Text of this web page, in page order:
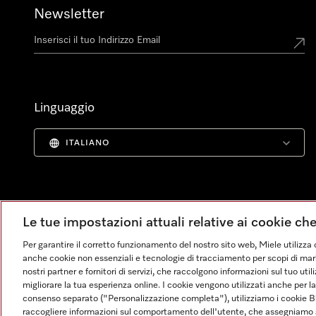
Newsletter
Linguaggio
ITALIANO
Le tue impostazioni attuali relative ai cookie
Per garantire il corretto funzionamento del nostro sito web, Miele
anche cookie non essenziali e tecnologie di tracciamento per scopi di
nostri partner e fornitori di servizi, che raccolgono informazioni sul tuo
migliorare la tua esperienza online. I cookie vengono utilizzati anche per
consenso separato ("Personalizzazione completa"), utilizziamo i cookie
raccogliere informazioni sul comportamento dell'utente, che